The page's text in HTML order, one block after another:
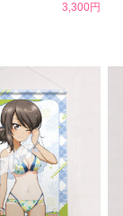
3,300円